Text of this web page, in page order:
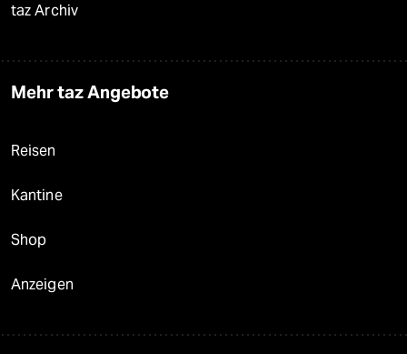
taz Archiv
Mehr taz Angebote
Reisen
Kantine
Shop
Anzeigen